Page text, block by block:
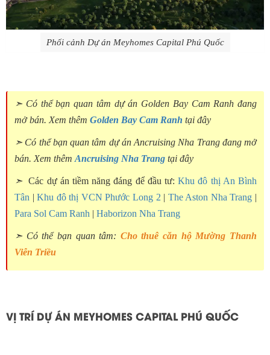
Phối cảnh Dự án Meyhomes Capital Phú Quốc
➣ Có thể bạn quan tâm dự án Golden Bay Cam Ranh đang
mở bán. Xem thêm Golden Bay Cam Ranh tại đây
➣ Có thể bạn quan tâm dự án Ancruising Nha Trang đang mở
bán. Xem thêm Ancruising Nha Trang tại đây
➣ Các dự án tiềm năng đáng để đầu tư:Khu đô thị An Bình
Tân |Khu đô thị VCN Phước Long 2 | The Aston Nha Trang |
Para Sol Cam Ranh | Haborizon Nha Trang
➣ Có thể bạn quan tâm: Cho thuê căn hộ Mường Thanh
Viễn Triều
VỊ TRÍ DỰ ÁN MEYHOMES CAPITAL PHÚ QUỐC